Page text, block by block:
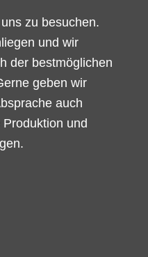
zu besuchen.
und wir
der bestmöglichen
geben wir
auch
und